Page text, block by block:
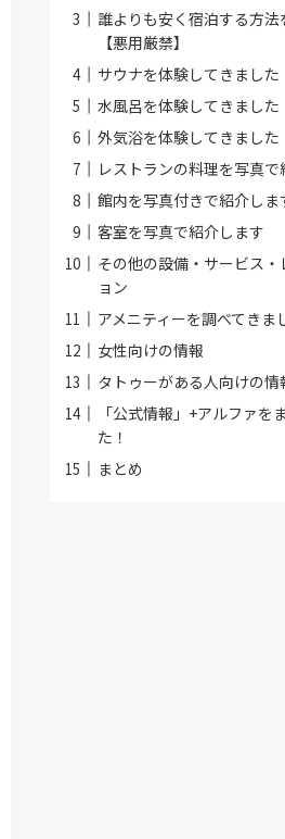
誰よりも安く宿泊する方法
【悪用厳禁】
サウナを体験してきました
水風呂を体験してきました
外気浴を体験してきました
レストランの料理を写真で
館内を写真付きで紹介しま
客室を写真で紹介します
その他の設備・サービス・
ョン
アメニティーを調べてきま
女性向けの情報
タトゥーがある人向けの情
「公式情報」+アルファを
た！
まとめ